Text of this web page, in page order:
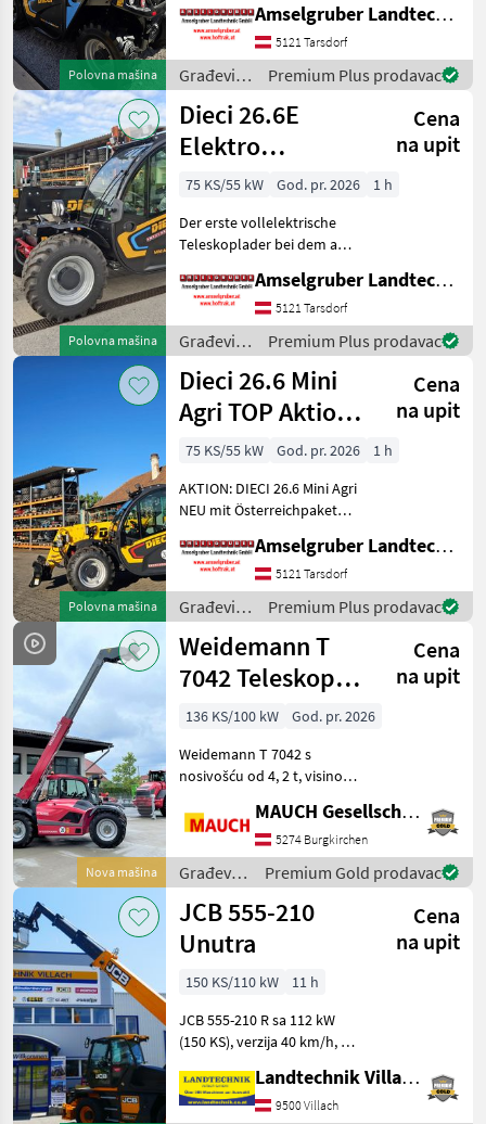
Polovna mašina
Teleskopladermarkt. 100 %
Elektro! -Größte Kabine
(Baugleich vom Modell 26.6
Mini Agri) -Echt
Amselgruber Landtechnik GmbH
5121 Tarsdorf
Građevinski
strojevi /
Dieci
Premium Plus prodavac
Polovna mašina
Dieci 26.6E
Elektro
Teleskoplader
Österreichpaket
Cena
na upit
75 KS/55 kW God. pr. 2026
1 h
Der erste vollelektrische
Teleskoplader bei dem an
wurde - MADE BY DIECI!
AKTION: DIECI 26.6 E
Elektro Mini Agri NEU mit
Österreichpaket (TOP
Amselgruber Landtechnik GmbH
5121 Tarsdorf
Građevinski
strojevi /
Dieci
Premium Plus prodavac
Polovna mašina
Dieci 26.6 Mini
Agri TOP Aktion
mit
Österreichpaket
Cena
na upit
75 KS/55 kW God. pr. 2026
1 h
AKTION: DIECI 26.6 Mini Agri
NEU mit Österreichpaket
Kg Traglast -578cm
Hubhöhe
Werkzeugunterkante -Unter
200cm Bauhöhe -75 PS 4
Zylind
Amselgruber Landtechnik GmbH
5121 Tarsdorf
Građevinski
strojevi /
Dieci
Premium Plus prodavac
Nova mašina
Weidemann T
7042 Teleskopski
utovarivač
Cena
na upit
136 KS/100 kW
God. pr. 2026
Weidemann T 7042 s
nosivošću od 4, 2 t, visinom
cilindričnim Perkins
od cca. 7650 kg,
hidrostatskim pogonom, 20
km/h (30 km/
MAUCH Gesellschaft m.b.H. & Co.KG
5274 Burgkirchen
Građevinski
strojevi /
Weidemann
Premium Gold prodavac
JCB 555-210
Unutra
Cena
na upit
150 KS/110 kW
11 h
JCB 555-210 R sa 112 kW
(150 KS), verzija 40 km/h, 7"
opterećenjem s
automatskim
Landtechnik Villach GmbH
9500 Villach